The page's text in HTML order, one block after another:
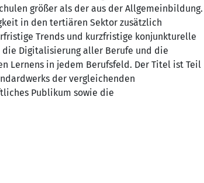
größer als der aus der Allgemeinbildung.
in den tertiären Sektor zusätzlich
Trends und kurzfristige konjunkturelle
die Digitalisierung aller Berufe und die
Lernens in jedem Berufsfeld. Der Titel ist Teil
der vergleichenden
Publikum sowie die